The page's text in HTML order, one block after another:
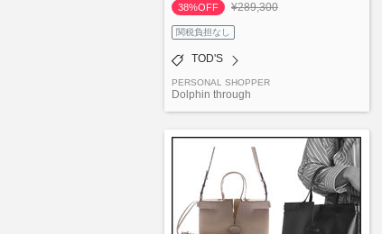
38%OFF
¥289,300
関税負担なし
TOD'S
PERSONAL SHOPPER
Dolphin through